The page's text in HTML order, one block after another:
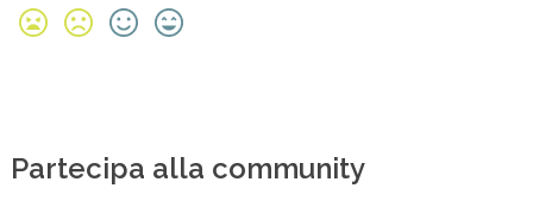
Partecipa alla community